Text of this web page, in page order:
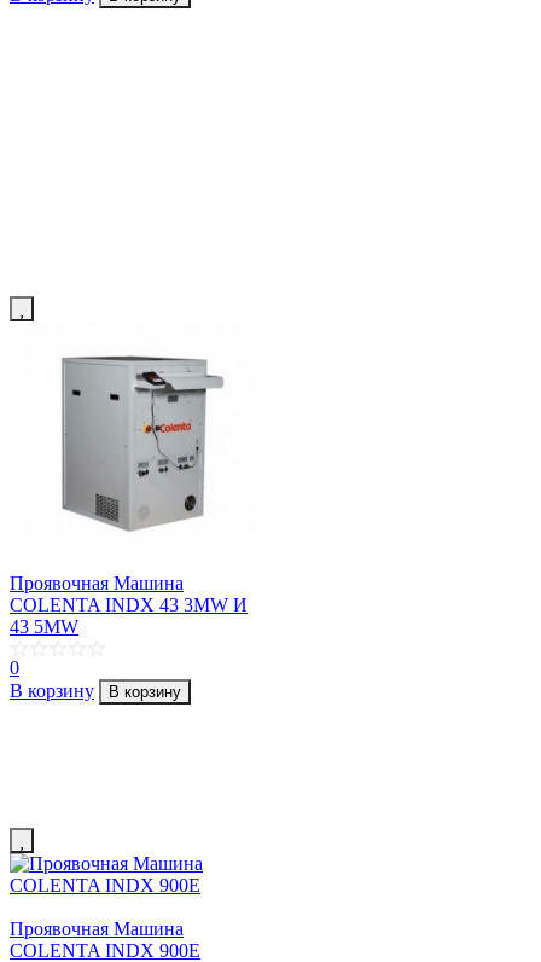
Проявочная Машина
COLENTA INDX 43 3MW И
43 5MW
0
В корзину
В корзину
Проявочная Машина
COLENTA INDX 900E